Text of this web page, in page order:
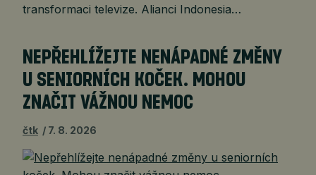
transformaci televize. Alianci Indonesia…
NEPŘEHLÍŽEJTE NENÁPADNÉ ZMĚNY
U SENIORNÍCH KOČEK. MOHOU
ZNAČIT VÁŽNOU NEMOC
čtk 7. 8. 2026